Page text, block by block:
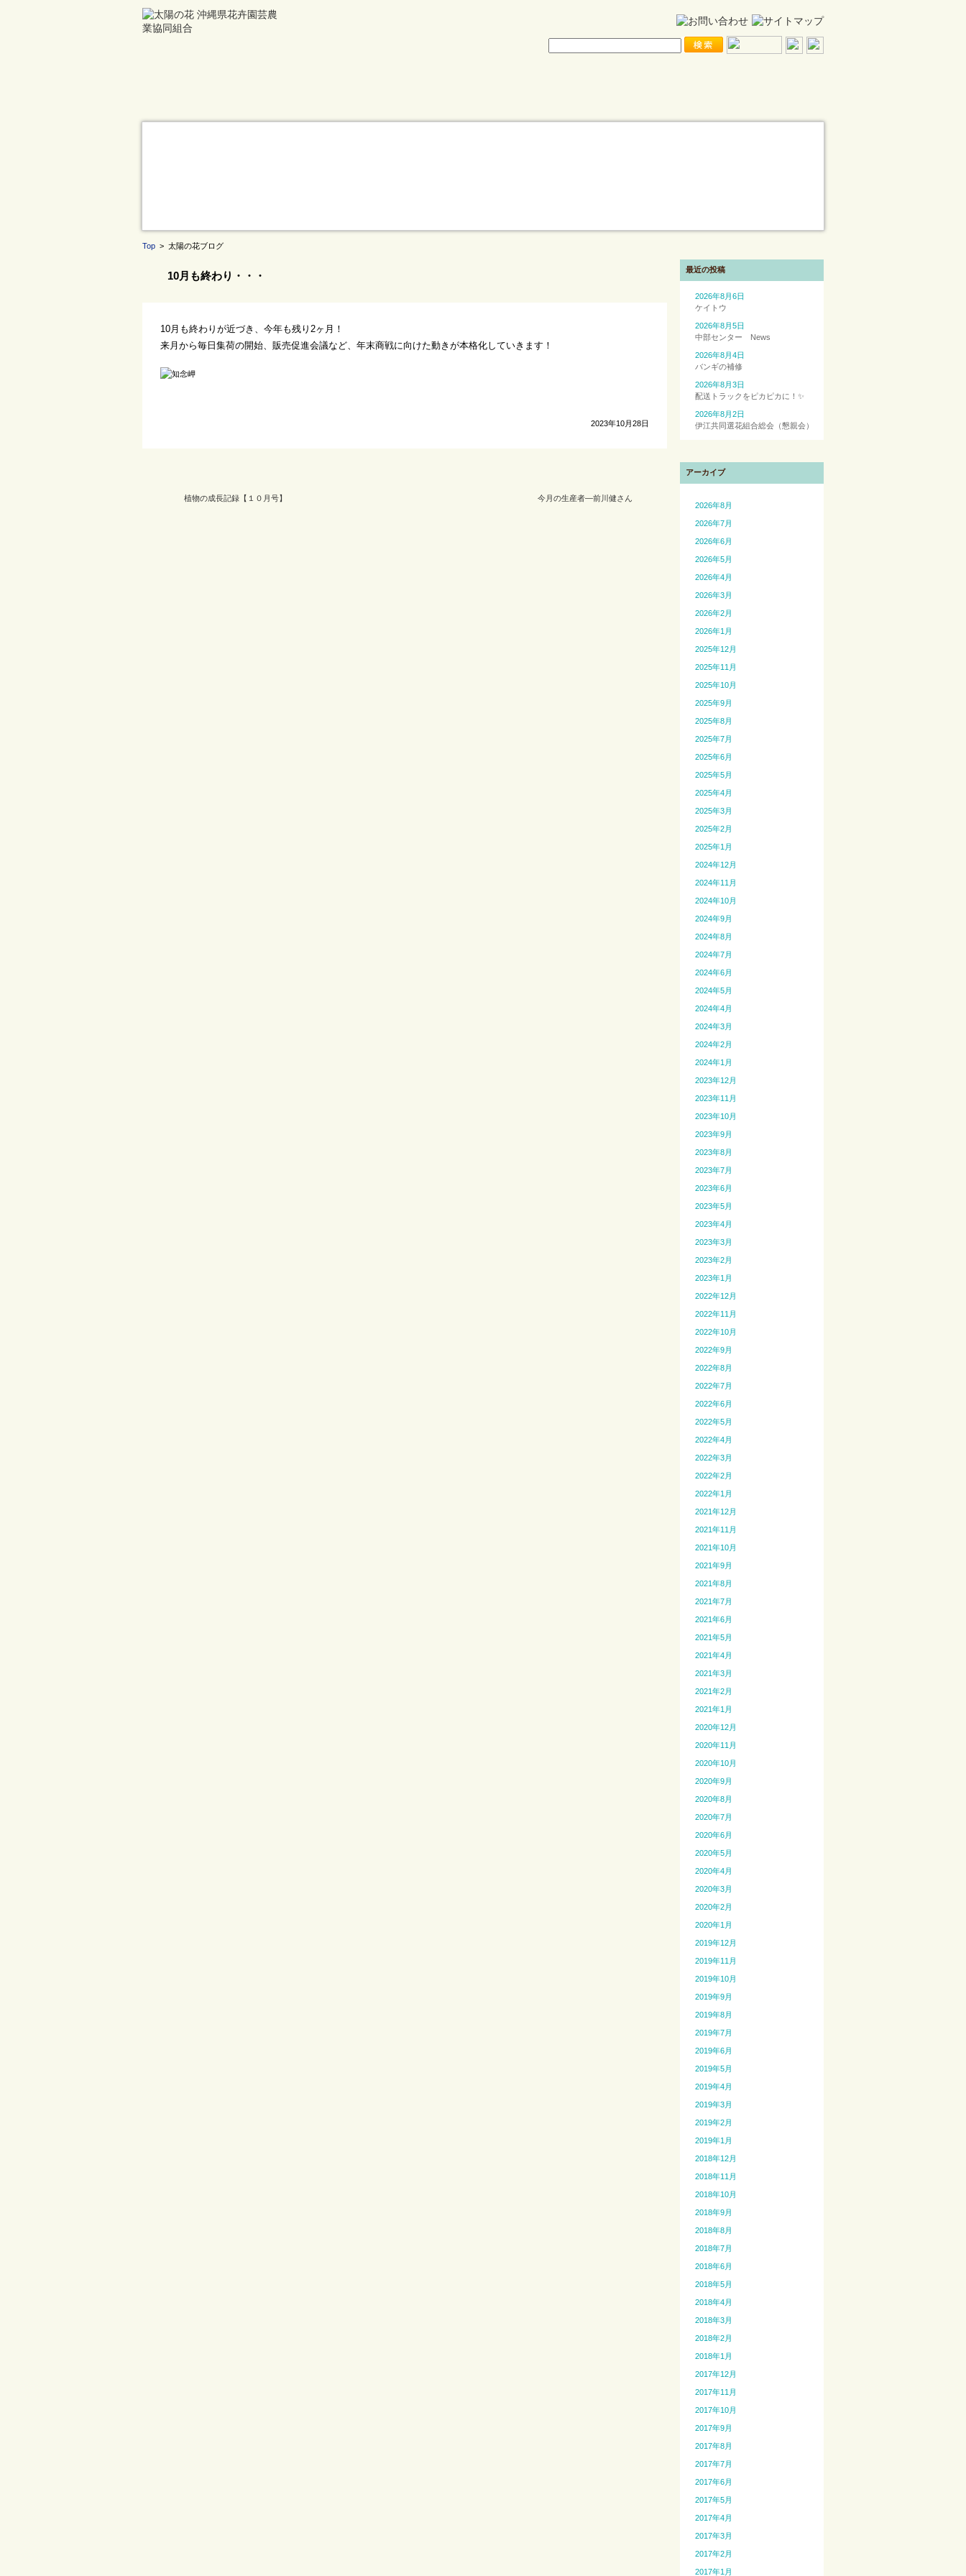
Top > 太陽の花ブログ
10月も終わり・・・
10月も終わりが近づき、今年も残り2ヶ月！
来月から毎日集荷の開始、販売促進会議など、年末商戦に向けた動きが本格化していきます！
2023年10月28日
植物の成長記録【１０月号】 今月の生産者―前川健さん
最近の投稿
2026年8月6日
ケイトウ
2026年8月5日
中部センター News
2026年8月4日
バンギの補修
2026年8月3日
配送トラックをピカピカに！✨
2026年8月2日
伊江共同選花組合総会（懇親会）
アーカイブ
2026年8月
2026年7月
2026年6月
2026年5月
2026年4月
2026年3月
2026年2月
2026年1月
2025年12月
2025年11月
2025年10月
2025年9月
2025年8月
2025年7月
2025年6月
2025年5月
2025年4月
2025年3月
2025年2月
2025年1月
2024年12月
2024年11月
2024年10月
2024年9月
2024年8月
2024年7月
2024年6月
2024年5月
2024年4月
2024年3月
2024年2月
2024年1月
2023年12月
2023年11月
2023年10月
2023年9月
2023年8月
2023年7月
2023年6月
2023年5月
2023年4月
2023年3月
2023年2月
2023年1月
2022年12月
2022年11月
2022年10月
2022年9月
2022年8月
2022年7月
2022年6月
2022年5月
2022年4月
2022年3月
2022年2月
2022年1月
2021年12月
2021年11月
2021年10月
2021年9月
2021年8月
2021年7月
2021年6月
2021年5月
2021年4月
2021年3月
2021年2月
2021年1月
2020年12月
2020年11月
2020年10月
2020年9月
2020年8月
2020年7月
2020年6月
2020年5月
2020年4月
2020年3月
2020年2月
2020年1月
2019年12月
2019年11月
2019年10月
2019年9月
2019年8月
2019年7月
2019年6月
2019年5月
2019年4月
2019年3月
2019年2月
2019年1月
2018年12月
2018年11月
2018年10月
2018年9月
2018年8月
2018年7月
2018年6月
2018年5月
2018年4月
2018年3月
2018年2月
2018年1月
2017年12月
2017年11月
2017年10月
2017年9月
2017年8月
2017年7月
2017年6月
2017年5月
2017年4月
2017年3月
2017年2月
2017年1月